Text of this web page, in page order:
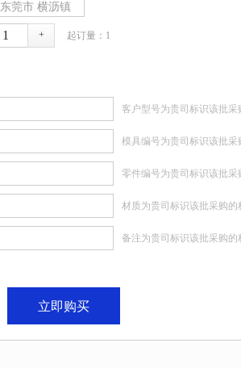
东莞市 横沥镇
+ 起订量： 1
客户型号为贵司标识该批采
模具编号为贵司标识该批采
零件编号为贵司标识该批采
材质为贵司标识该批采购的
备注为贵司标识该批采购的
立即购买